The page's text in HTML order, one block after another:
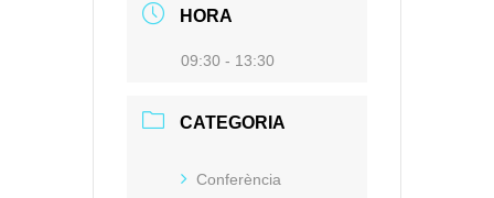
HORA
09:30 - 13:30
CATEGORIA
Conferència